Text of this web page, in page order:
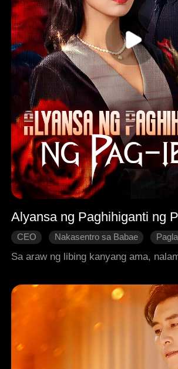
Alyansa ng Paghihiganti ng
CEO Nakasentro sa Babae
Makabagong Romansa